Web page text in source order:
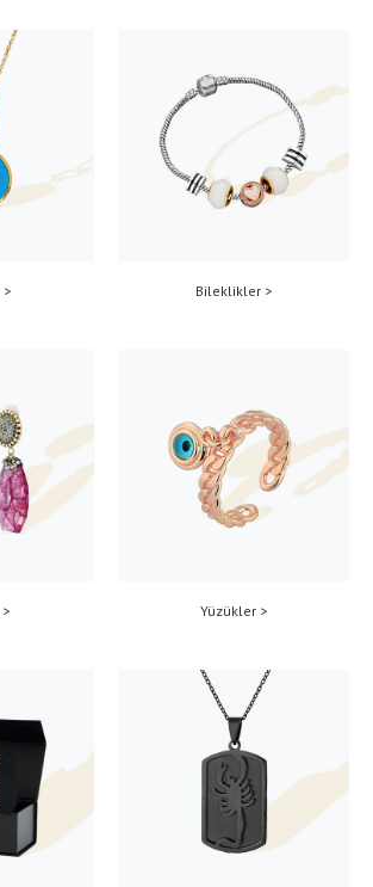
Bileklikler >
Yüzükler >